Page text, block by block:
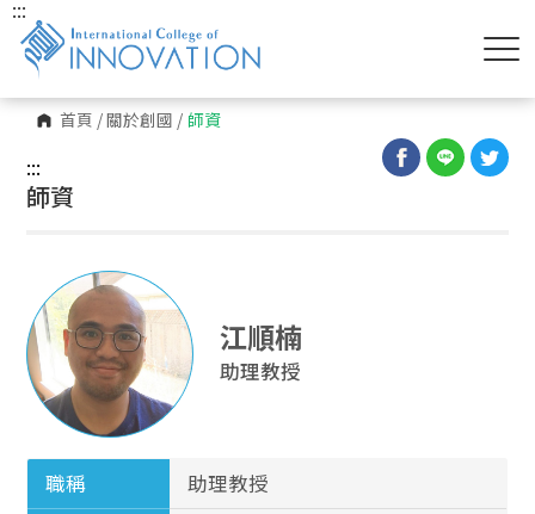
首頁 /關於創國 / 師資
:::
:::
師資
江順楠
助理教授
職稱
助理教授